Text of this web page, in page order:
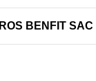
BENFIT SAC